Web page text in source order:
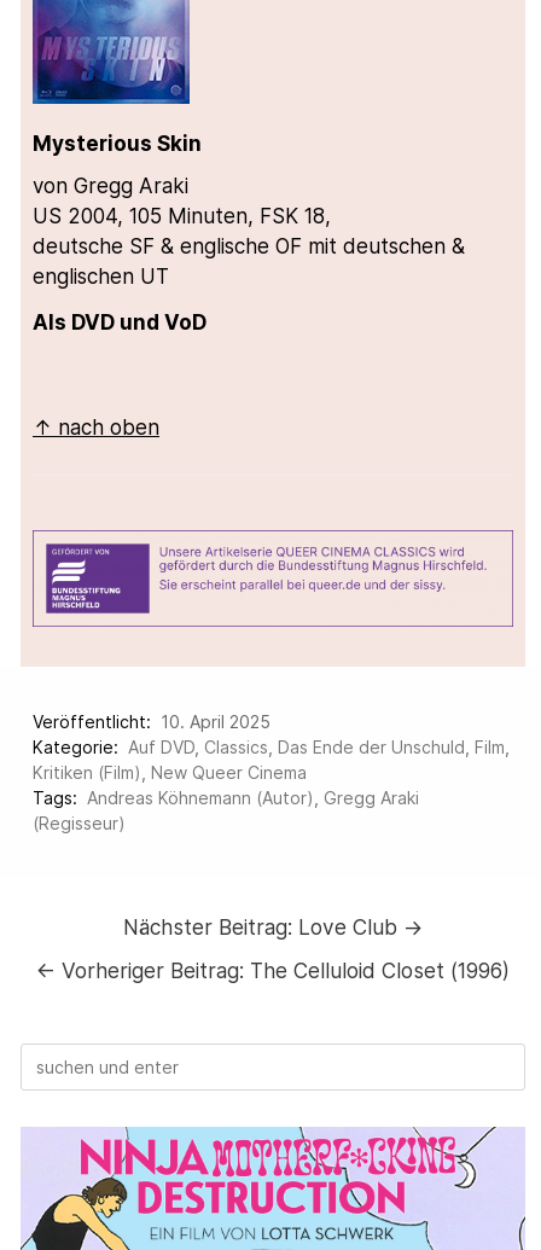
Mysterious Skin
von Gregg Araki
US 2004, 105 Minuten, FSK 18,
deutsche SF & englische OF mit deutschen &
englischen UT
Als DVD und VoD
↑ nach oben
Veröffentlicht: 10. April 2025
Kategorie: Auf DVD Classics ,Das Ende der Unschuld ,Film
Kritiken (Film) ,New Queer Cinema
Tags: Andreas Köhnemann (Autor)
Gregg Araki
(Regisseur)
Nächster Beitrag: Love Club →
← Vorheriger Beitrag: The Celluloid Closet (1996)